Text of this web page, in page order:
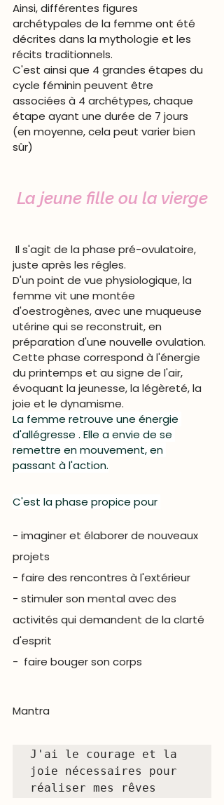
Ainsi, différentes figures
archétypales de la femme ont été
décrites dans la mythologie et les
récits traditionnels.
C'est ainsi que 4 grandes étapes du
cycle féminin peuvent être
associées à 4 archétypes, chaque
étape ayant une durée de 7 jours
(en moyenne, cela peut varier bien
sûr)
La jeune fille ou la vierge
juste après les régles.
D'un point de vue physiologique, la
femme vit une montée
d'oestrogènes, avec une muqueuse
utérine qui se reconstruit, en
préparation d'une nouvelle ovulation.
Cette phase correspond à l'énergie
du printemps et au signe de l'air,
évoquant la jeunesse, la légèreté, la
joie et le dynamisme.
La femme retrouve une énergie
d'allégresse . Elle a envie de se
remettre en mouvement, en
passant à l'action.
C'est la phase propice pour
- imaginer et élaborer de nouveaux
projets
- faire des rencontres à l'extérieur
- stimuler son mental avec des
activités qui demandent de la clarté
d'esprit
-  faire bouger son corps
Mantra
J'ai le courage et la
joie nécessaires pour
réaliser mes rêves